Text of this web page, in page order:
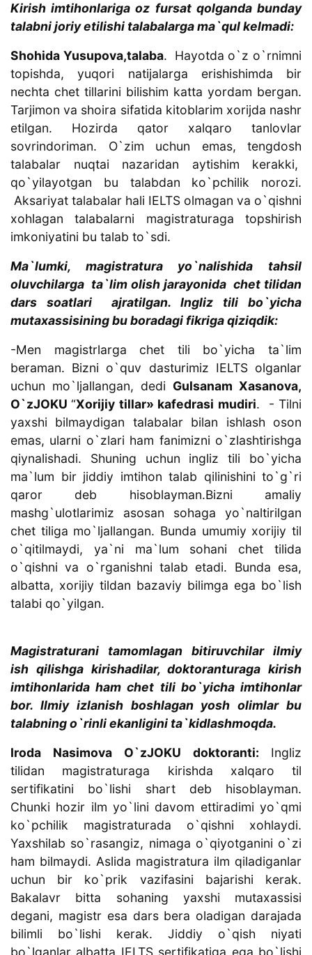
Kirish imtihonlariga oz fursat qolganda bunday
talabni joriy etilishi talabalarga ma`qul kelmadi:
Shohida Yusupova,talaba. Hayotda o`z o`rnimni
topishda, yuqori natijalarga erishishimda bir
nechta chet tillarini bilishim katta yordam bergan.
Tarjimon va shoira sifatida kitoblarim xorijda nashr
etilgan. Hozirda qator xalqaro tanlovlar
sovrindoriman. O`zim uchun emas, tengdosh
talabalar nuqtai nazaridan aytishim kerakki,
qo`yilayotgan bu talabdan ko`pchilik norozi.
Aksariyat talabalar hali IELTS olmagan va o`qishni
xohlagan talabalarni magistraturaga topshirish
imkoniyatini bu talab to`sdi.
Ma`lumki, magistratura yo`nalishida tahsil
oluvchilarga ta`lim olish jarayonida chet tilidan
dars soatlari ajratilgan. Ingliz tili bo`yicha
mutaxassisining bu boradagi fikriga qiziqdik:
-Men magistrlarga chet tili bo`yicha ta`lim
beraman. Bizni o`quv dasturimiz IELTS olganlar
uchun mo`ljallangan, dedi Gulsanam Xasanova,
O`zJOKU“Xorijiy tillar» kafedrasi mudiri. - Tilni
yaxshi bilmaydigan talabalar bilan ishlash oson
emas, ularni o`zlari ham fanimizni o`zlashtirishga
qiynalishadi. Shuning uchun ingliz tili bo`yicha
ma`lum bir jiddiy imtihon talab qilinishini to`g`ri
qaror deb hisoblayman.Bizni amaliy
mashg`ulotlarimiz asosan sohaga yo`naltirilgan
chet tiliga mo`ljallangan. Bunda umumiy xorijiy til
o`qitilmaydi, ya`ni ma`lum sohani chet tilida
o`qishni va o`rganishni talab etadi. Bunda esa,
albatta, xorijiy tildan bazaviy bilimga ega bo`lish
talabi qo`yilgan.
Magistraturani tamomlagan bitiruvchilar ilmiy
ish qilishga kirishadilar, doktoranturaga kirish
imtihonlarida ham chet tili bo`yicha imtihonlar
bor. Ilmiy izlanish boshlagan yosh olimlar bu
talabning o`rinli ekanligini ta`kidlashmoqda.
Iroda Nasimova O`zJOKU doktoranti: Ingliz
tilidan magistraturaga kirishda xalqaro til
sertifikatini bo`lishi shart deb hisoblayman.
Chunki hozir ilm yo`lini davom ettiradimi yo`qmi
ko`pchilik magistraturada o`qishni xohlaydi.
Yaxshilab so`rasangiz, nimaga o`qiyotganini o`zi
ham bilmaydi. Aslida magistratura ilm qiladiganlar
uchun bir ko`prik vazifasini bajarishi kerak.
Bakalavr bitta sohaning yaxshi mutaxassisi
degani, magistr esa dars bera oladigan darajada
bilimli bo`lishi kerak. Jiddiy o`qish niyati
bo`lganlar albatta IELTS sertifikatiga ega bo`lishi